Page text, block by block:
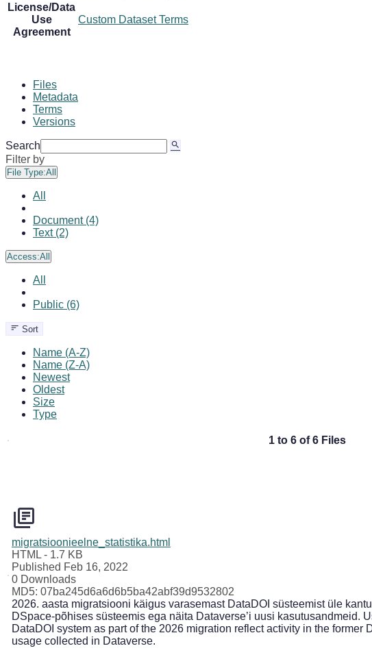
License/Data
Use
Agreement
Custom Dataset Terms
Files
Metadata
Terms
Versions
Search
Filter by
File Type:All
All
Document (4)
Text (2)
Access:All
All
Public (6)
Sort
Name (A-Z)
Name (Z-A)
Newest
Oldest
Size
Type
1 to 6 of 6 Files
migratsioonieelne_statistika.html
HTML - 1.7 KB
Published Feb 16, 2022
0 Downloads
MD5: 07ba245d6a6d6b5ba42abf39d9532802
2026. aasta migratsiooni käigus varasemast DataDOI süsteemist üle
DSpace-põhises süsteemis ega näita Dataverse’i uusi kasutusandmeid.
DataDOI system as part of the 2026 migration reflect activity in the
usage collected in Dataverse.